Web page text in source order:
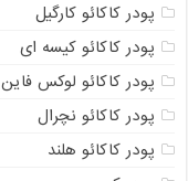
پودر کاکائو کارگیل
پودر کاکائو کیسه ای
پودر کاکائو لوکس فاین
پودر کاکائو نچرال
پودر کاکائو هلند